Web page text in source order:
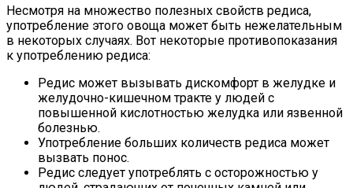
Несмотря на множество полезных свойств редиса,
употребление этого овоща может быть нежелательным
в некоторых случаях. Вот некоторые противопоказания
к употреблению редиса:
Редис может вызывать дискомфорт в желудке и
желудочно-кишечном тракте у людей с
повышенной кислотностью желудка или язвенной
болезнью.
Употребление больших количеств редиса может
вызвать понос.
Редис следует употреблять с осторожностью у